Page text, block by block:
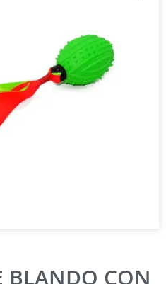
BLANDO CON